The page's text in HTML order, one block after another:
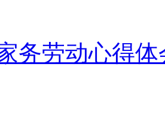
务劳动心得体